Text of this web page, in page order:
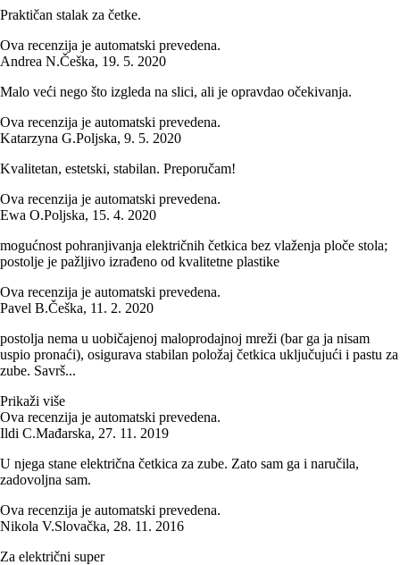
Praktičan stalak za četke.
Ova recenzija je automatski prevedena.
Andrea N.Češka, 19. 5. 2020
Malo veći nego što izgleda na slici, ali je opravdao očekivanja.
Ova recenzija je automatski prevedena.
Katarzyna G.Poljska, 9. 5. 2020
Kvalitetan, estetski, stabilan. Preporučam!
Ova recenzija je automatski prevedena.
Ewa O.Poljska, 15. 4. 2020
mogućnost pohranjivanja električnih četkica bez vlaženja ploče stola;
postolje je pažljivo izrađeno od kvalitetne plastike
Ova recenzija je automatski prevedena.
Pavel B.Češka, 11. 2. 2020
postolja nema u uobičajenoj maloprodajnoj mreži (bar ga ja nisam
uspio pronaći), osigurava stabilan položaj četkica uključujući i pastu za
zube. Savrš...
Prikaži više
Ova recenzija je automatski prevedena.
Ildi C.Mađarska, 27. 11. 2019
U njega stane električna četkica za zube. Zato sam ga i naručila,
zadovoljna sam.
Ova recenzija je automatski prevedena.
Nikola V.Slovačka, 28. 11. 2016
Za električni super